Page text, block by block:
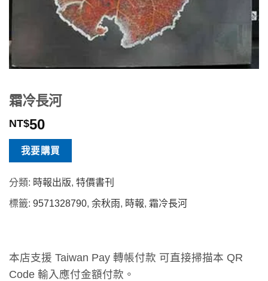
霜冷長河
NT$50
我要購買
分類: 時報出版, 特價書刊
標籤: 9571328790, 余秋雨, 時報, 霜冷長河
本店支援 Taiwan Pay 轉帳付款 可直接掃描本 QR
Code 輸入應付金額付款。